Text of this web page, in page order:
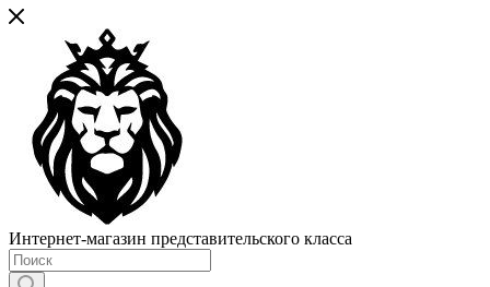
Интернет-магазин представительского класса